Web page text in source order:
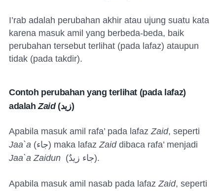
I’rab adalah perubahan akhir atau ujung suatu kata
karena masuk amil yang berbeda-beda, baik
perubahan tersebut terlihat (pada lafaz) ataupun
tidak (pada takdir).
Contoh perubahan yang terlihat (pada lafaz)
adalahZaid(زيد)
Apabila masuk amil rafa’ pada lafaz Zaid, seperti
Jaa`a (جاء) maka lafaz Zaiddibaca rafa’ menjadi
Jaa`a Zaidun (جاء زيدٌ).
Apabila masuk amil nasab pada lafaz Zaid, seperti